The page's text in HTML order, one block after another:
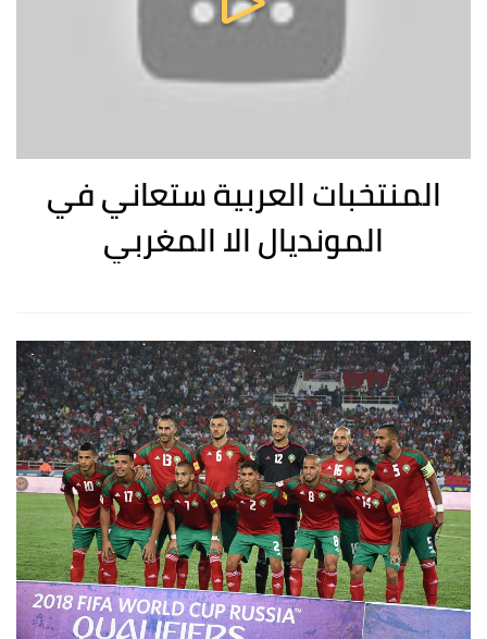
المنتخبات العربية ستعاني في
المونديال الا المغربي